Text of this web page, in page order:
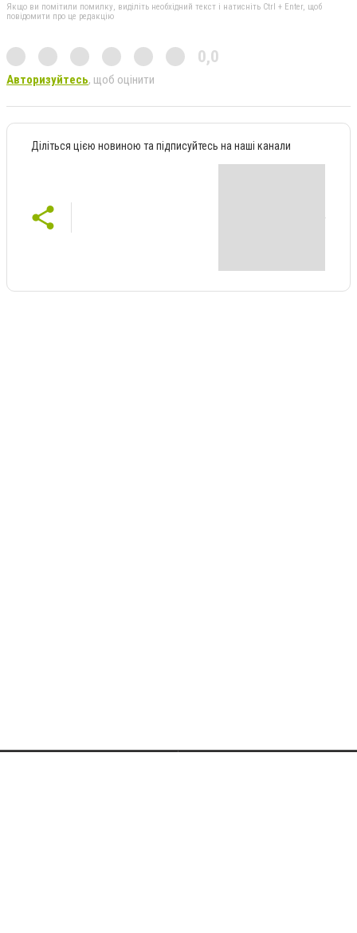
Якщо ви помітили помилку, виділіть необхідний текст і натисніть Ctrl + Enter, щоб
повідомити про це редакцію
0,0
Авторизуйтесь, щоб оцінити
Діліться цією новиною та підписуйтесь на наші канали